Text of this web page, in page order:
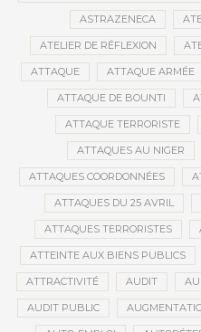
ASTRAZENECA
ATELIER DE RÉFLEXION
ATTAQUE ATTAQUE ARMÉE
ATTAQUE DE BOUNTI
ATTAQUE TERRORISTE
ATTAQUES AU NIGER
ATTAQUES COORDONNÉES
ATTAQUES DU 25 AVRIL
ATTAQUES TERRORISTES
ATTEINTE AUX BIENS PUBLICS
ATTRACTIVITÉ AUDIT
AUDIT PUBLIC